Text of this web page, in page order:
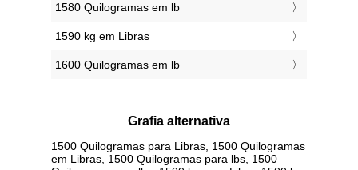
1580 Quilogramas em lb
1590 kg em Libras
1600 Quilogramas em lb
Grafia alternativa
1500 Quilogramas para Libras, 1500 Quilogramas
em Libras, 1500 Quilogramas para lbs, 1500